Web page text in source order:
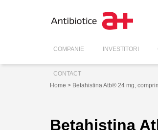
COMPANIE INVESTITORI
CONTACT
Home > Betahistina Atb® 24 mg,
Betahistina